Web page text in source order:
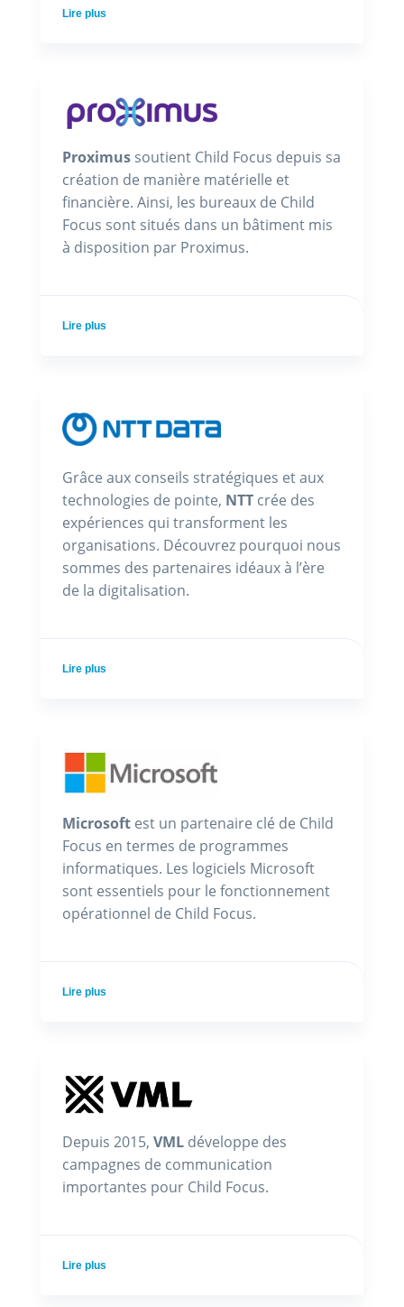
Lire plus
Proximus soutient Child Focus depuis sa
création de manière matérielle et
financière. Ainsi, les bureaux de Child
Focus sont situés dans un bâtiment mis
à disposition par Proximus.
Lire plus
Grâce aux conseils stratégiques et aux
technologies de pointe, NTT crée des
expériences qui transforment les
organisations. Découvrez pourquoi nous
sommes des partenaires idéaux à l’ère
de la digitalisation.
Lire plus
Microsoft est un partenaire clé de Child
Focus en termes de programmes
informatiques. Les logiciels Microsoft
sont essentiels pour le fonctionnement
opérationnel de Child Focus.
Lire plus
Depuis 2015, VML développe des
campagnes de communication
importantes pour Child Focus.
Lire plus